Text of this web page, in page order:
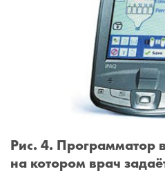
Рис. 4. Программатор
на котором врач